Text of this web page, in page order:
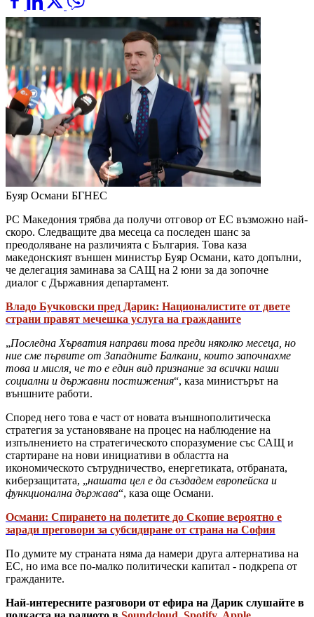
Буяр Османи БГНЕС
РС Македония трябва да получи отговор от ЕС възможно най-
скоро. Следващите два месеца са последен шанс за
преодоляване на различията с България. Това каза
македонският външен министър Буяр Османи, като допълни,
че делегация заминава за САЩ на 2 юни за да зопочне
диалог с Държавния департамент.
Владо Бучковски пред Дарик: Националистите от двете
страни правят мечешка услуга на гражданите
„Последна Хърватия направи това преди няколко месеца, но
ние сме първите от Западните Балкани, които започнахме
това и мисля, че то е един вид признание за всички наши
социални и държавни постижения“, каза министърът на
външните работи.
Според него това е част от новата външнополитическа
стратегия за установяване на процес на наблюдение на
изпълнението на стратегическото споразумение със САЩ и
стартиране на нови инициативи в областта на
икономическото сътрудничество, енергетиката, отбраната,
киберзащитата, „нашата цел е да създадем европейска и
функционална държава“, каза още Османи.
Османи: Спирането на полетите до Скопие вероятно е
заради преговори за субсидиране от страна на София
По думите му страната няма да намери друга алтернатива на
ЕС, но има все по-малко политически капитал - подкрепа от
гражданите.
Най-интересните разговори от ефира на Дарик слушайте в